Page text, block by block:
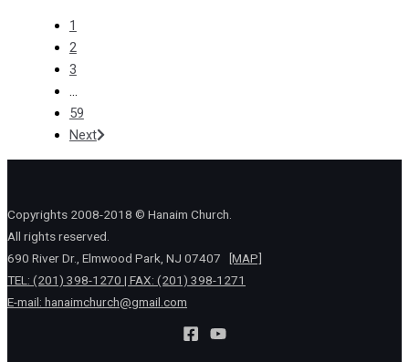
1
2
3
...
59
Next
Copyrights 2008-2018 © Hanaim Church.
All rights reserved.
690 River Dr., Elmwood Park, NJ 07407
[MAP]
TEL: (201) 398-1270 | FAX: (201) 398-1271
E-mail: hanaimchurch@gmail.com